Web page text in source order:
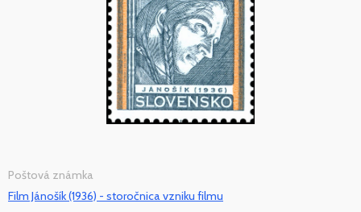
Poštová známka
Film Jánošík (1936) - storočnica vzniku filmu